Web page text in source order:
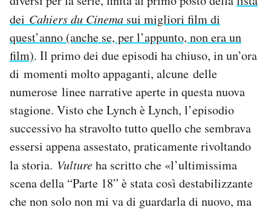
dei Cahiers du Cinema sui migliori film di
quest’anno (anche se, per l’appunto, non era un
film). Il primo dei due episodi ha chiuso, in un’ora
di momenti molto appaganti, alcune delle
numerose linee narrative aperte in questa nuova
stagione. Visto che Lynch è Lynch, l’episodio
successivo ha stravolto tutto quello che sembrava
essersi appena assestato, praticamente rivoltando
la storia. Vultureha scritto che «l’ultimissima
scena della “Parte 18” è stata così destabilizzante
che non solo non mi va di guardarla di nuovo, ma